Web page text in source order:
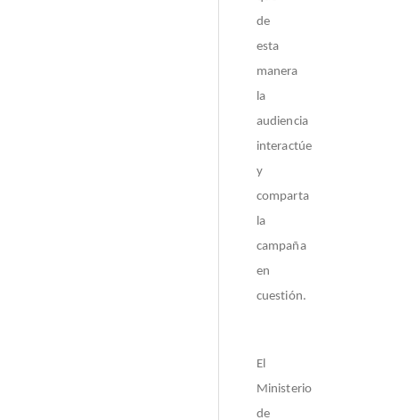
de
esta
manera
la
audiencia
interactúe
y
comparta
la
campaña
en
cuestión.
El
Ministerio
de